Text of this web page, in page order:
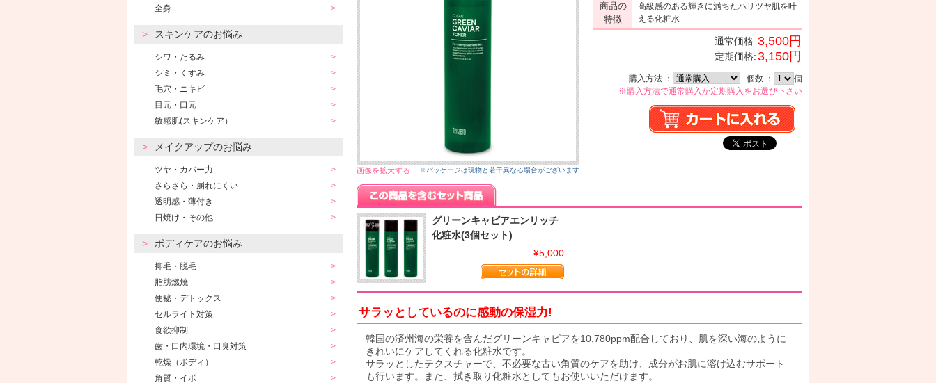
全身
スキンケアのお悩み
シワ・たるみ
シミ・くすみ
毛穴・ニキビ
目元・口元
敏感肌(スキンケア）
メイクアップのお悩み
ツヤ・カバー力
さらさら・崩れにくい
透明感・薄付き
日焼け・その他
ボディケアのお悩み
抑毛・脱毛
脂肪燃焼
便秘・デトックス
セルライト対策
食欲抑制
歯・口内環境・口臭対策
乾燥（ボディ）
角質・イボ
画像を拡大する ※パッケージは現物と若干異なる場合がございます
商品の
特徴
高級感のある輝きに満ちたハリツヤ肌を叶
える化粧水
通常価格:3,500円
定期価格:3,150円
購入方法 ： 個数 ：
個
※購入方法で通常購入か定期購入をお選び下さい
グリーンキャビアエンリッチ
化粧水(3個セット)
¥5,000
サラッとしているのに感動の保湿力!
韓国の済州海の栄養を含んだグリーンキャビアを10,780ppm配合しており、肌を深い海のように
きれいにケアしてくれる化粧水です。
サラッとしたテクスチャーで、不必要な古い角質のケアを助け、成分がお肌に溶け込むサポート
も行います。また、拭き取り化粧水としてもお使いいただけます。